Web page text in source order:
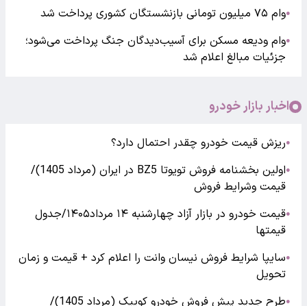
●وام ۷۵ میلیون تومانی بازنشستگان کشوری پرداخت شد
●وام ودیعه مسکن برای آسیب‌دیدگان جنگ پرداخت می‌شود؛
جزئیات مبالغ اعلام شد
اخبار بازار خودرو
●ریزش قیمت خودرو چقدر احتمال دارد؟
●
اولین بخشنامه فروش تویوتا BZ5 در ایران (مرداد 1405)/
قیمت وشرایط فروش
●
قیمت خودرو در بازار آزاد چهارشنبه ۱۴ مرداد۱۴۰۵/جدول
قیمتها
●سایپا شرایط فروش نیسان وانت را اعلام کرد + قیمت و زمان
تحویل
● طرح جدید پیش فروش خودرو کوییک (مرداد 1405)/